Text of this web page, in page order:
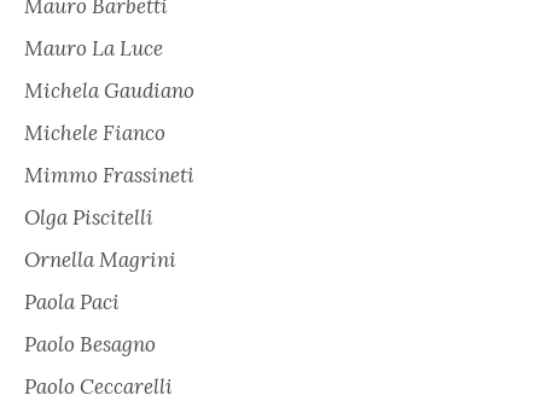
Mauro Barbetti
Mauro La Luce
Michela Gaudiano
Michele Fianco
Mimmo Frassineti
Olga Piscitelli
Ornella Magrini
Paola Paci
Paolo Besagno
Paolo Ceccarelli